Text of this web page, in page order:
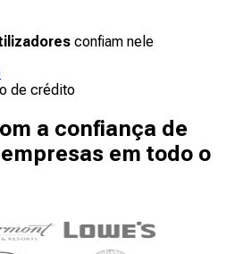
confiam nele
de crédito
a confiança de
em todo o